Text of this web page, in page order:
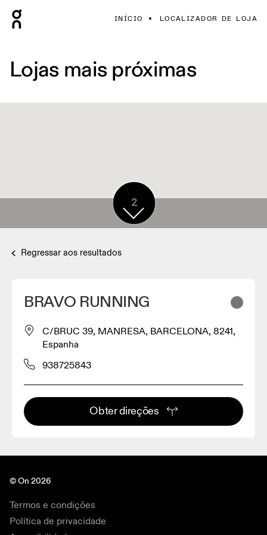
INÍCIO LOCALIZADOR DE LOJA
Lojas mais próximas
2
Regressar aos resultados
BRAVO RUNNING
C/BRUC 39, MANRESA, BARCELONA, 8241,
Espanha
938725843
Obter direções
© On 2026
Termos e condições
Política de privacidade